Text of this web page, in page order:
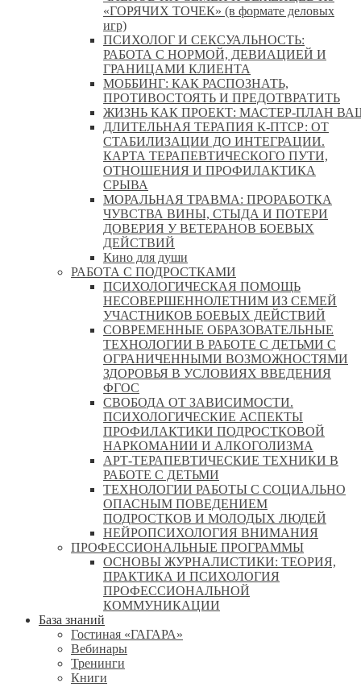
«ГОРЯЧИХ ТОЧЕК» (в формате деловых
игр)
ПСИХОЛОГ И СЕКСУАЛЬНОСТЬ:
РАБОТА С НОРМОЙ, ДЕВИАЦИЕЙ И
ГРАНИЦАМИ КЛИЕНТА
МОББИНГ: КАК РАСПОЗНАТЬ,
ПРОТИВОСТОЯТЬ И ПРЕДОТВРАТИТЬ
ЖИЗНЬ КАК ПРОЕКТ: МАСТЕР‑ПЛАН
ДЛИТЕЛЬНАЯ ТЕРАПИЯ К-ПТСР: ОТ
СТАБИЛИЗАЦИИ ДО ИНТЕГРАЦИИ.
КАРТА ТЕРАПЕВТИЧЕСКОГО ПУТИ,
ОТНОШЕНИЯ И ПРОФИЛАКТИКА
СРЫВА
МОРАЛЬНАЯ ТРАВМА: ПРОРАБОТКА
ЧУВСТВА ВИНЫ, СТЫДА И ПОТЕРИ
ДОВЕРИЯ У ВЕТЕРАНОВ БОЕВЫХ
ДЕЙСТВИЙ
Кино для души
РАБОТА С ПОДРОСТКАМИ
ПСИХОЛОГИЧЕСКАЯ ПОМОЩЬ
НЕСОВЕРШЕННОЛЕТНИМ ИЗ СЕМЕЙ
УЧАСТНИКОВ БОЕВЫХ ДЕЙСТВИЙ
СОВРЕМЕННЫЕ ОБРАЗОВАТЕЛЬНЫЕ
ТЕХНОЛОГИИ В РАБОТЕ С ДЕТЬМИ С
ОГРАНИЧЕННЫМИ ВОЗМОЖНОСТЯМИ
ЗДОРОВЬЯ В УСЛОВИЯХ ВВЕДЕНИЯ
ФГОС
СВОБОДА ОТ ЗАВИСИМОСТИ.
ПСИХОЛОГИЧЕСКИЕ АСПЕКТЫ
ПРОФИЛАКТИКИ ПОДРОСТКОВОЙ
НАРКОМАНИИ И АЛКОГОЛИЗМА
АРТ-ТЕРАПЕВТИЧЕСКИЕ ТЕХНИКИ В
РАБОТЕ С ДЕТЬМИ
ТЕХНОЛОГИИ РАБОТЫ С СОЦИАЛЬНО
ОПАСНЫМ ПОВЕДЕНИЕМ
ПОДРОСТКОВ И МОЛОДЫХ ЛЮДЕЙ
НЕЙРОПСИХОЛОГИЯ ВНИМАНИЯ
ПРОФЕССИОНАЛЬНЫЕ ПРОГРАММЫ
ОСНОВЫ ЖУРНАЛИСТИКИ: ТЕОРИЯ,
ПРАКТИКА И ПСИХОЛОГИЯ
ПРОФЕССИОНАЛЬНОЙ
КОММУНИКАЦИИ
База знаний
Гостиная «ГАГАРА»
Вебинары
Тренинги
Книги